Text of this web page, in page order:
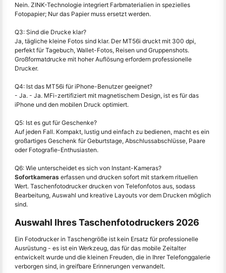
Nein. ZINK-Technologie integriert Farbmaterialien in spezielles
Fotopapier; Nur das Papier muss ersetzt werden.
Q3: Sind die Drucke klar?
Ja, tägliche kleine Fotos sind klar. Der MT56i druckt mit 300 dpi,
perfekt für Tagebuch, Wallet-Fotos, Reisen und Gruppenshots.
Großformatdrucke mit hoher Auflösung erfordern professionelle
Drucker.
Q4: Ist das MT56i für iPhone-Benutzer geeignet?
- Ja. - Ja. MFi-zertifiziert mit magnetischem Design, ist es für das
iPhone und den mobilen Druck optimiert.
Q5: Ist es gut für Geschenke?
Auf jeden Fall. Kompakt, lustig und einfach zu bedienen, macht es ein
großartiges Geschenk für Geburtstage, Abschlussabschlüsse, Paare
oder Fotografie-Enthusiasten.
Q6: Wie unterscheidet es sich von Instant-Kameras?
Sofortkameras erfassen und drucken sofort mit starkem rituellen
Wert. Taschenfotodrucker drucken von Telefonfotos aus, sodass
Bearbeitung, Auswahl und kreative Layouts vor dem Drucken möglich
sind.
Auswahl Ihres Taschenfotodruckers 2026
Ein Fotodrucker in Taschengröße ist kein Ersatz für professionelle
Ausrüstung - es ist ein Werkzeug, das für das mobile Zeitalter
entwickelt wurde und die kleinen Freuden, die in Ihrer Telefonggalerie
verborgen sind, in greifbare Erinnerungen verwandelt.